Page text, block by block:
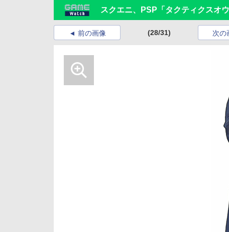
スクエニ、PSP「タクティクスオ
前の画像 (28/31) 次の